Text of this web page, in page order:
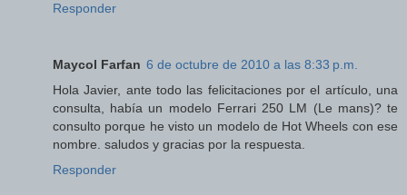
Responder
Maycol Farfan 6 de octubre de 2010 a las 8:33 p.m.
Hola Javier, ante todo las felicitaciones por el artículo, una
consulta, había un modelo Ferrari 250 LM (Le mans)? te
consulto porque he visto un modelo de Hot Wheels con ese
nombre. saludos y gracias por la respuesta.
Responder